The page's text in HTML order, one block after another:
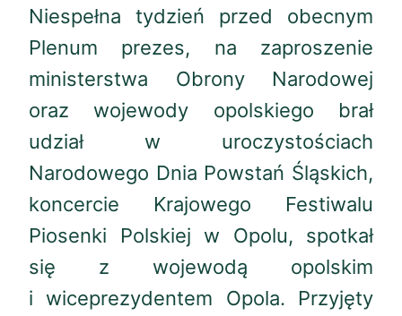
Niespełna tydzień przed obecnym
Plenum prezes, na zaproszenie
ministerstwa Obrony Narodowej
oraz wojewody opolskiego brał
udział w uroczystościach
Narodowego Dnia Powstań Śląskich,
koncercie Krajowego Festiwalu
Piosenki Polskiej w Opolu, spotkał
się z wojewodą opolskim
i wiceprezydentem Opola. Przyjęty